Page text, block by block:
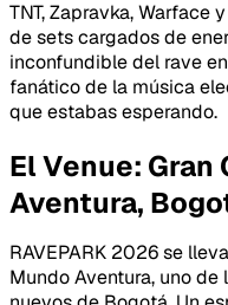
TNT, Zapravka, Warface
de sets cargados de
inconfundible del rave
fanático de la música
que estabas esperando.
El Venue: Gran
Aventura,
RAVEPARK 2026 se
Mundo Aventura, uno